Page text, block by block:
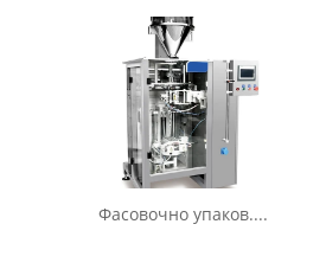
Фасовочно упаков....